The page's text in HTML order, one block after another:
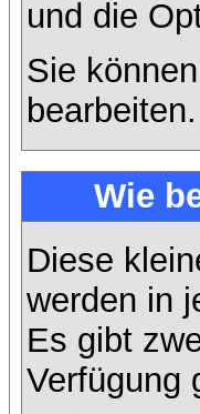
und die
Sie
bearbeiten.
Wie
Diese
werden in
Es gibt
Verfügung